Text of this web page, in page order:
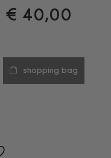
€ 40,00
shopping bag